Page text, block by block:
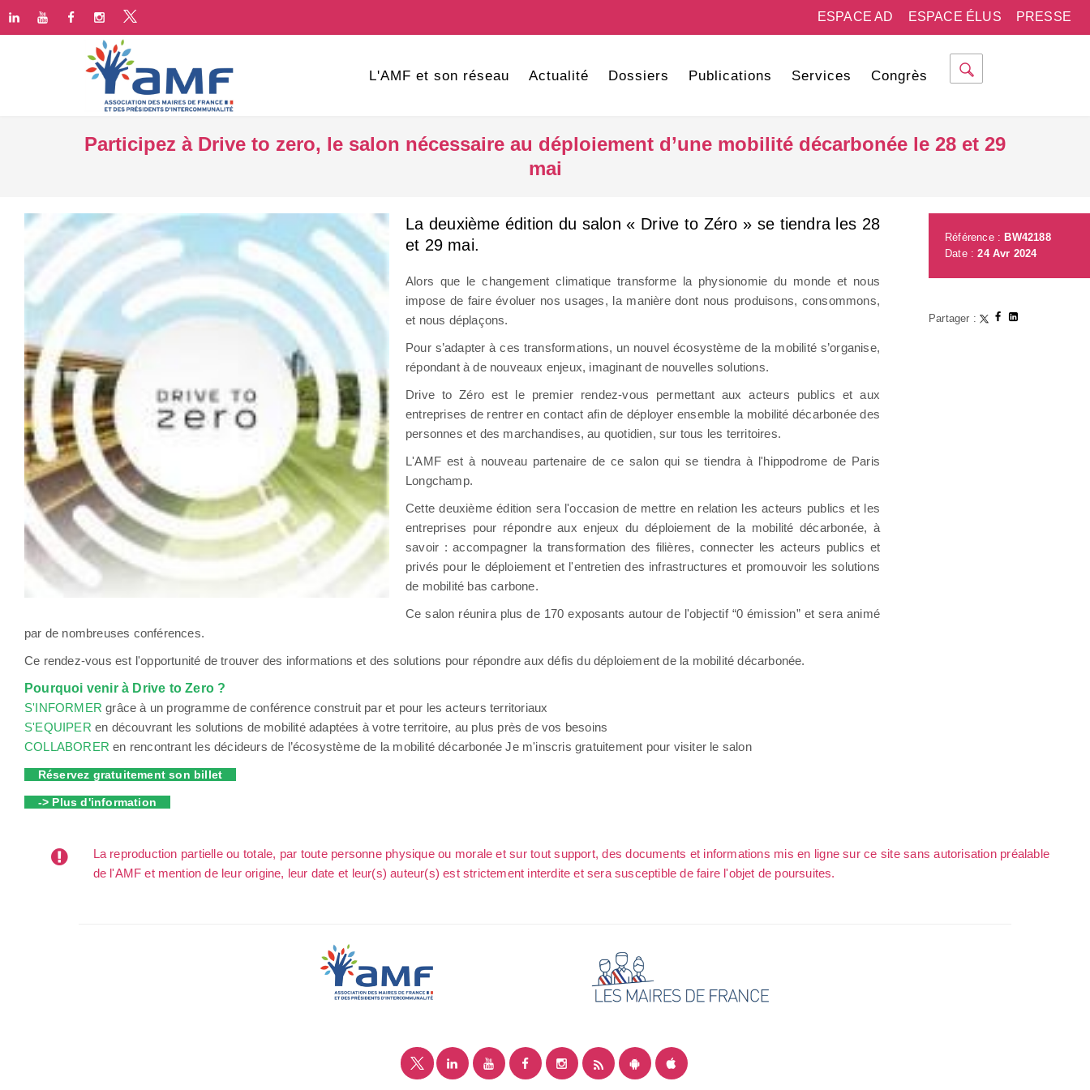
PRESSE
ESPACE ÉLUS
ESPACE AD
L'AMF et son réseau Actualité Dossiers Publications Services Congrès
Participez à Drive to zero, le salon nécessaire au déploiement d’une mobilité décarbonée le 28 et 29
mai
La deuxième édition du salon « Drive to Zéro » se tiendra les 28
et 29 mai.
Alors que le changement climatique transforme la physionomie du monde et nous
impose de faire évoluer nos usages, la manière dont nous produisons, consommons,
et nous déplaçons.
Pour s’adapter à ces transformations, un nouvel écosystème de la mobilité s’organise,
répondant à de nouveaux enjeux, imaginant de nouvelles solutions.
Drive to Zéro est le premier rendez-vous permettant aux acteurs publics et aux
entreprises de rentrer en contact afin de déployer ensemble la mobilité décarbonée des
personnes et des marchandises, au quotidien, sur tous les territoires.
L'AMF est à nouveau partenaire de ce salon qui se tiendra à l'hippodrome de Paris
Longchamp.
Cette deuxième édition sera l'occasion de mettre en relation les acteurs publics et les
entreprises pour répondre aux enjeux du déploiement de la mobilité décarbonée, à
savoir : accompagner la transformation des filières, connecter les acteurs publics et
privés pour le déploiement et l'entretien des infrastructures et promouvoir les solutions
de mobilité bas carbone.
Ce salon réunira plus de 170 exposants autour de l'objectif “0 émission” et sera animé
par de nombreuses conférences.
Ce rendez-vous est l'opportunité de trouver des informations et des solutions pour répondre aux défis du déploiement de la mobilité décarbonée.
Pourquoi venir à Drive to Zero ?
S'INFORMERgrâce à un programme de conférence construit par et pour les acteurs territoriaux
S'EQUIPER en découvrant les solutions de mobilité adaptées à votre territoire, au plus près de vos besoins
COLLABORERen rencontrant les décideurs de l’écosystème de la mobilité décarbonée Je m'inscris gratuitement pour visiter le salon
Réservez gratuitement son billet
-> Plus d'information
Référence : BW42188
Date :24 Avr 2024
Partager :
La reproduction partielle ou totale, par toute personne physique ou morale et sur tout support, des documents et informations mis en ligne sur ce site sans autorisation préalable
de l'AMF et mention de leur origine, leur date et leur(s) auteur(s) est strictement interdite et sera susceptible de faire l'objet de poursuites.